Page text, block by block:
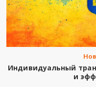
Индивидуальный
и